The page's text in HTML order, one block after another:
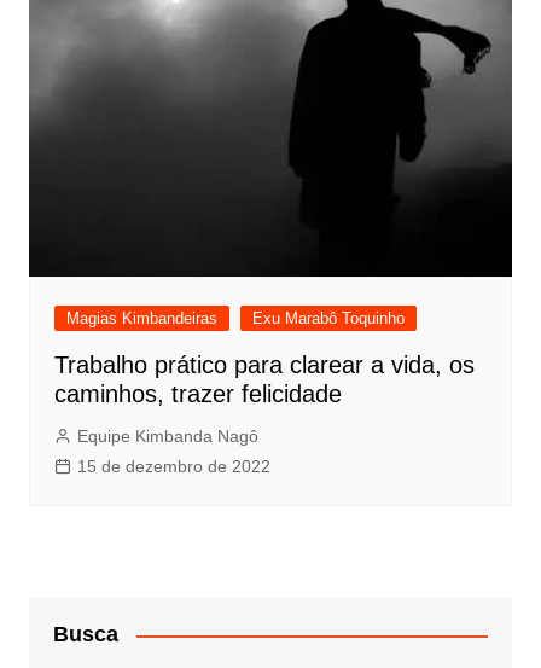
Magias Kimbandeiras Exu Marabô Toquinho
Trabalho prático para clarear a vida, os
caminhos, trazer felicidade
Equipe Kimbanda Nagô
15 de dezembro de 2022
Busca